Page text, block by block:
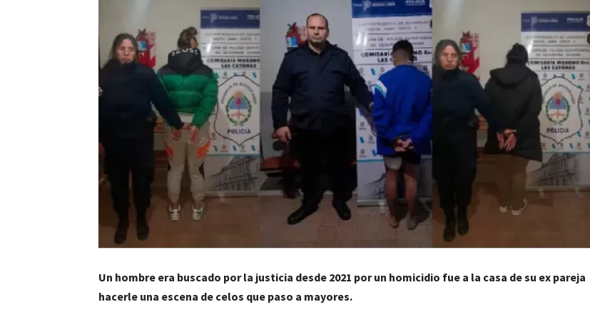
Un hombre era buscado por la justicia desde 2021 por un homicidio fue a la casa de su ex pareja
hacerle una escena de celos que paso a mayores.